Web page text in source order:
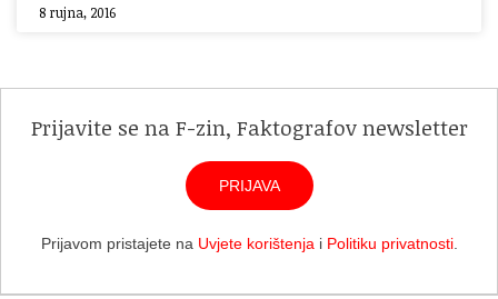
8 rujna, 2016
Prijavite se na F-zin, Faktografov newsletter
PRIJAVA
Prijavom pristajete na Uvjete korištenja i Politiku privatnosti.